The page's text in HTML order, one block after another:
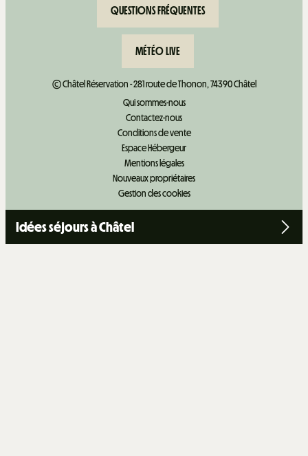
QUESTIONS FRÉQUENTES
MÉTÉO LIVE
© Châtel Réservation - 281 route de Thonon, 74390 Châtel
Qui sommes-nous
Contactez-nous
Conditions de vente
Espace Hébergeur
Mentions légales
Nouveaux propriétaires
Gestion des cookies
Idées séjours à Châtel